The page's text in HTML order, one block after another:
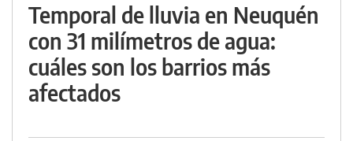
Temporal de lluvia en Neuquén
con 31 milímetros de agua:
cuáles son los barrios más
afectados